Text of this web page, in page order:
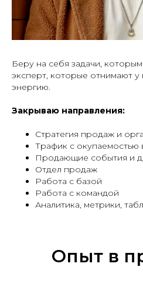
Беру на себя задачи,
эксперт, которые отнимают у
энергию.
Закрываю направления:
Стратегия продаж и
Трафик с окупаемостью
Продающие события и
Отдел продаж
Работа с базой
Работа с командой
Аналитика, метрики,
Опыт в